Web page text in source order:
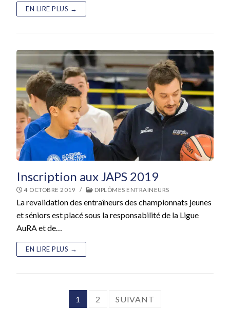
EN LIRE PLUS →
Inscription aux JAPS 2019
4 OCTOBRE 2019 / DIPLÔMES ENTRAINEURS
La revalidation des entraîneurs des championnats jeunes
et séniors est placé sous la responsabilité de la Ligue
AuRA et de…
EN LIRE PLUS →
Pagination1 2 SUIVANT